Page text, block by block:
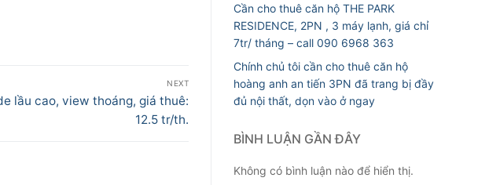
NEXT
lầu cao, view thoáng, giá thuê:
12.5 tr/th.
Cần cho thuê căn hộ THE PARK
RESIDENCE, 2PN , 3 máy lạnh, giá chỉ
7tr/ tháng – call 090 6968 363
Chính chủ tôi cần cho thuê căn hộ
hoàng anh an tiến 3PN đã trang bị đầy
đủ nội thất, dọn vào ở ngay
BÌNH LUẬN GẦN ĐÂY
Không có bình luận nào để hiển thị.